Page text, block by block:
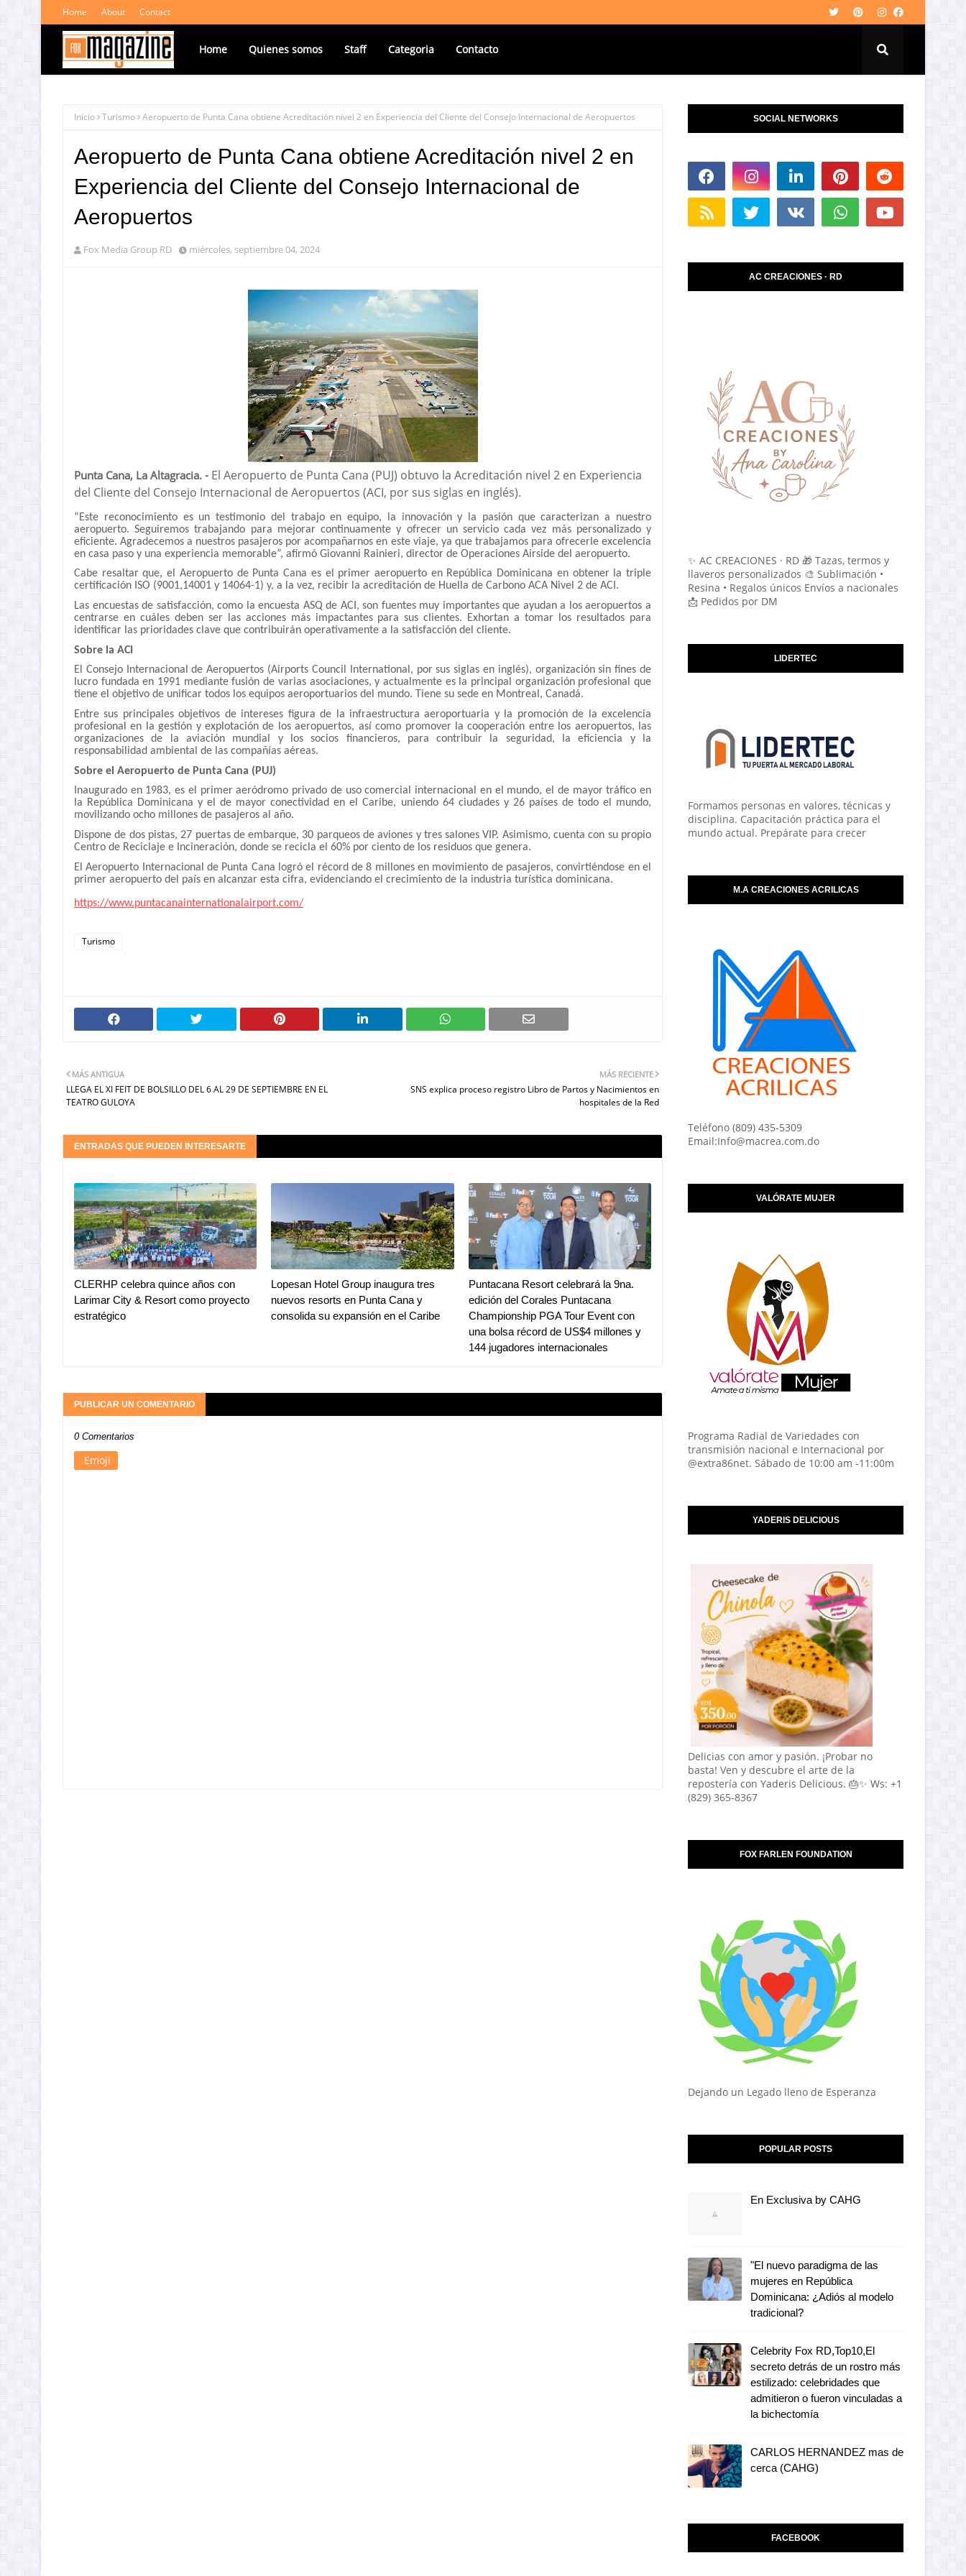
Home About Contact
Home Quienes somos Staff Categoria Contacto
Inicio Turismo Aeropuerto de Punta Cana obtiene Acreditación nivel 2 en Experiencia del Cliente del Consejo Internacional de Aeropuertos
Aeropuerto de Punta Cana obtiene Acreditación nivel 2 en
Experiencia del Cliente del Consejo Internacional de
Aeropuertos
Fox Media Group RD miércoles, septiembre 04, 2024
Punta Cana, La Altagracia. - El Aeropuerto de Punta Cana (PUJ) obtuvo la Acreditación nivel 2 en Experiencia
del Cliente del Consejo Internacional de Aeropuertos (ACI, por sus siglas en inglés).
“Este reconocimiento es un testimonio del trabajo en equipo, la innovación y la pasión que caracterizan a nuestro
aeropuerto. Seguiremos trabajando para mejorar continuamente y ofrecer un servicio cada vez más personalizado y
eficiente. Agradecemos a nuestros pasajeros por acompañarnos en este viaje, ya que trabajamos para ofrecerle excelencia
en casa paso y una experiencia memorable”, afirmó Giovanni Rainieri, director de Operaciones Airside del aeropuerto.
Cabe resaltar que, el Aeropuerto de Punta Cana es el primer aeropuerto en República Dominicana en obtener la triple
certificación ISO (9001,14001 y 14064-1) y, a la vez, recibir la acreditación de Huella de Carbono ACA Nivel 2 de ACI.
Las encuestas de satisfacción, como la encuesta ASQ de ACI, son fuentes muy importantes que ayudan a los aeropuertos a
centrarse en cuáles deben ser las acciones más impactantes para sus clientes. Exhortan a tomar los resultados para
identificar las prioridades clave que contribuirán operativamente a la satisfacción del cliente.
Sobre la ACI
El Consejo Internacional de Aeropuertos (Airports Council International, por sus siglas en inglés), organización sin fines de
lucro fundada en 1991 mediante fusión de varias asociaciones, y actualmente es la principal organización profesional que
tiene el objetivo de unificar todos los equipos aeroportuarios del mundo. Tiene su sede en Montreal, Canadá.
Entre sus principales objetivos de intereses figura de la infraestructura aeroportuaria y la promoción de la excelencia
profesional en la gestión y explotación de los aeropuertos, así como promover la cooperación entre los aeropuertos, las
organizaciones de la aviación mundial y los socios financieros, para contribuir la seguridad, la eficiencia y la
responsabilidad ambiental de las compañías aéreas.
Sobre el Aeropuerto de Punta Cana (PUJ)
Inaugurado en 1983, es el primer aeródromo privado de uso comercial internacional en el mundo, el de mayor tráfico en
la República Dominicana y el de mayor conectividad en el Caribe, uniendo 64 ciudades y 26 países de todo el mundo,
movilizando ocho millones de pasajeros al año.
Dispone de dos pistas, 27 puertas de embarque, 30 parqueos de aviones y tres salones VIP. Asimismo, cuenta con su propio
Centro de Reciclaje e Incineración, donde se recicla el 60% por ciento de los residuos que genera.
El Aeropuerto Internacional de Punta Cana logró el récord de 8 millones en movimiento de pasajeros, convirtiéndose en el
primer aeropuerto del país en alcanzar esta cifra, evidenciando el crecimiento de la industria turística dominicana.
https://www.puntacanainternationalairport.com/
Turismo
MÁS RECIENTE
SNS explica proceso registro Libro de Partos y Nacimientos en
hospitales de la Red
MÁS ANTIGUA
LLEGA EL XI FEIT DE BOLSILLO DEL 6 AL 29 DE SEPTIEMBRE EN EL
TEATRO GULOYA
ENTRADAS QUE PUEDEN INTERESARTE
CLERHP celebra quince años con
Larimar City & Resort como proyecto
estratégico
Lopesan Hotel Group inaugura tres
nuevos resorts en Punta Cana y
consolida su expansión en el Caribe
Puntacana Resort celebrará la 9na.
edición del Corales Puntacana
Championship PGA Tour Event con
una bolsa récord de US$4 millones y
144 jugadores internacionales
PUBLICAR UN COMENTARIO
0 Comentarios
Emoji
SOCIAL NETWORKS
AC CREACIONES · RD
✨ AC CREACIONES · RD 🎁 Tazas, termos y
llaveros personalizados 🎨 Sublimación •
Resina • Regalos únicos Envíos a nacionales
📩 Pedidos por DM
LIDERTEC
Formamos personas en valores, técnicas y
disciplina. Capacitación práctica para el
mundo actual. Prepárate para crecer
M.A CREACIONES ACRILICAS
Teléfono (809) 435-5309
Email:Info@macrea.com.do
VALÓRATE MUJER
Programa Radial de Variedades con
transmisión nacional e Internacional por
@extra86net. Sábado de 10:00 am -11:00m
YADERIS DELICIOUS
Delicias con amor y pasión. ¡Probar no
basta! Ven y descubre el arte de la
repostería con Yaderis Delicious. 🎂✨ Ws: +1
(829) 365-8367
FOX FARLEN FOUNDATION
Dejando un Legado lleno de Esperanza
POPULAR POSTS
En Exclusiva by CAHG
"El nuevo paradigma de las
mujeres en República
Dominicana: ¿Adiós al modelo
tradicional?
Celebrity Fox RD,Top10,El
secreto detrás de un rostro más
estilizado: celebridades que
admitieron o fueron vinculadas a
la bichectomía
CARLOS HERNANDEZ mas de
cerca (CAHG)
FACEBOOK